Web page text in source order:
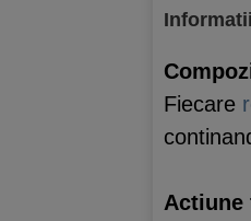
Fiecare
Actiune